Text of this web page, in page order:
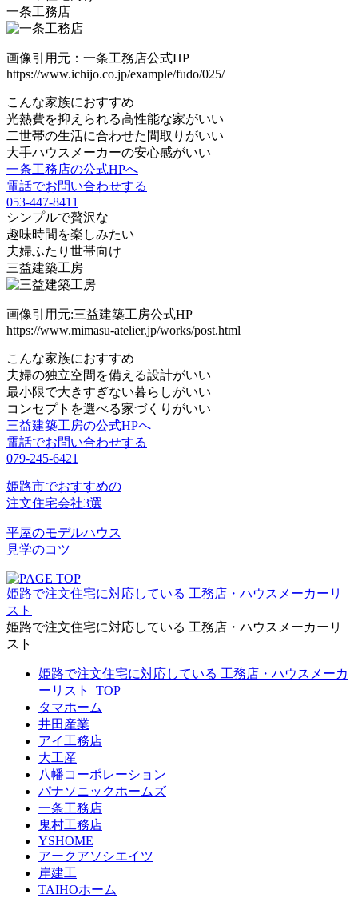
一条工務店
画像引用元：一条工務店公式HP
https://www.ichijo.co.jp/example/fudo/025/
こんな家族におすすめ
光熱費を抑えられる高性能な家がいい
二世帯の生活に合わせた間取りがいい
大手ハウスメーカーの安心感がいい
一条工務店の公式HPへ
電話でお問い合わせする
053-447-8411
シンプルで贅沢な
趣味時間を楽しみたい
夫婦ふたり世帯向け
三益建築工房
画像引用元:三益建築工房公式HP
https://www.mimasu-atelier.jp/works/post.html
こんな家族におすすめ
夫婦の独立空間を備える設計がいい
最小限で大きすぎない暮らしがいい
コンセプトを選べる家づくりがいい
三益建築工房の公式HPへ
電話でお問い合わせする
079-245-6421
姫路市でおすすめの
注文住宅会社3選
平屋のモデルハウス
見学のコツ
姫路で注文住宅に対応している 工務店・ハウスメーカーリ
スト
姫路で注文住宅に対応している 工務店・ハウスメーカーリ
スト
姫路で注文住宅に対応している 工務店・ハウスメーカ
ーリスト_TOP
タマホーム
井田産業
アイ工務店
大工産
八幡コーポレーション
パナソニックホームズ
一条工務店
鬼村工務店
YSHOME
アークアソシエイツ
岸建工
TAIHOホーム